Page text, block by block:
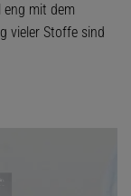
mit dem
vieler Stoffe sind